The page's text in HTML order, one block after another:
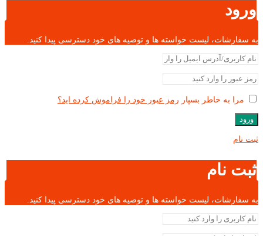
ورود
به سفارشات، لیست خواسته ها و توصیه های خود دسترسی پیدا کنید.
مرا به خاطر بسپار رمز عبور خود را فراموش کرده اید؟
ورود
ثبت نام
ثبت نام
به سفارشات، لیست خواسته ها و توصیه های خود دسترسی پیدا کنید.